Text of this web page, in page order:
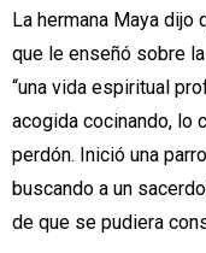
La hermana Maya dijo
que le enseñó sobre
“una vida espiritual
acogida cocinando, lo
perdón. Inició una
buscando a un
de que se pudiera